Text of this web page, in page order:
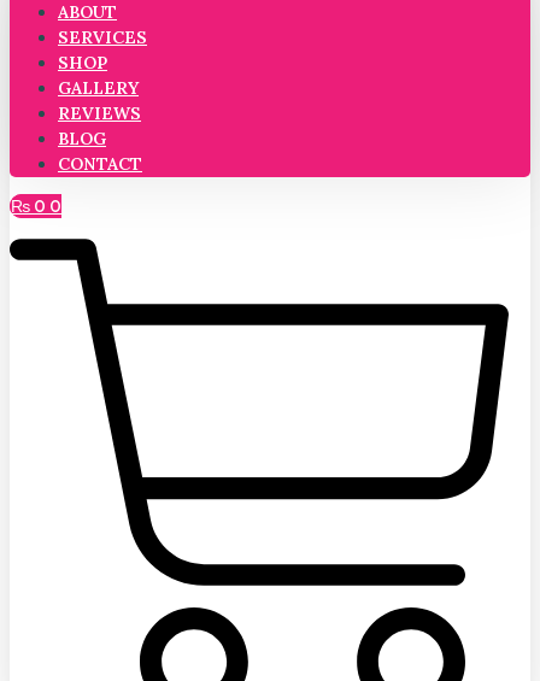
ABOUT
SERVICES
SHOP
GALLERY
REVIEWS
BLOG
CONTACT
₨ 0 0